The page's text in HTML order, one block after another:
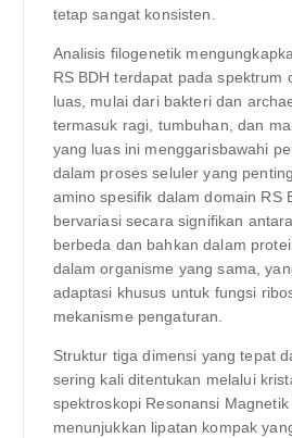
tetap sangat konsisten.
Analisis filogenetik
RS BDH terdapat pada spektrum
luas, mulai dari bakteri dan
termasuk ragi, tumbuhan, dan
yang luas ini menggarisbawahi
dalam proses seluler yang
amino spesifik dalam domain RS
bervariasi secara signifikan
berbeda dan bahkan dalam
dalam organisme yang sama,
adaptasi khusus untuk fungsi
mekanisme pengaturan.
Struktur tiga dimensi yang tepat
sering kali ditentukan melalui
spektroskopi Resonansi Magnetik
menunjukkan lipatan kompak